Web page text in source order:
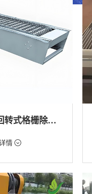
衡水GSHZ型回转式格栅除污机
电站,自来水厂,渠道,水
水工程
情